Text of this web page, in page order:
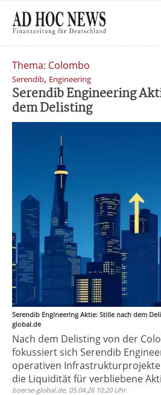
Thema: Colombo
Serendib, Engineering
Serendib Engineering
dem Delisting
Serendib Engineering Aktie: Stille nach dem
global.de
Nach dem Delisting von der
fokussiert sich Serendib
operativen Infrastrukturprojekte
die Liquidität für verbliebene
boerse-global.de, 05.04.26 10:20 Uhr